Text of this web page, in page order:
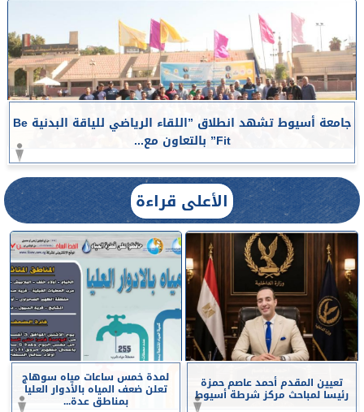
جامعة أسيوط تشهد انطلاق ”اللقاء الرياضي للياقة البدنية Be
Fit” بالتعاون مع...
الأعلى قراءة
تعيين المقدم أحمد عاصم حمزة
رئيسا لمباحث مركز شرطة أسيوط
لمدة خمس ساعات مياه سوهاج
تعلن ضعف المياه بالأدوار العليا
بمناطق عدة...